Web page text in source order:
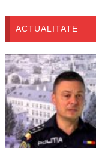
ACTUALITATE